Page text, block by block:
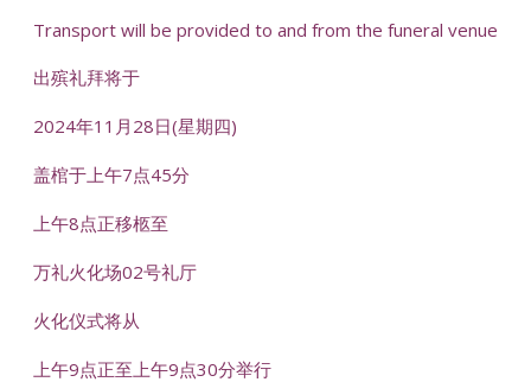
Transport will be provided to and from the funeral venue
出殡礼拜将于
2024年11月28日(星期四)
盖棺于上午7点45分
上午8点正移柩至
万礼火化场02号礼厅
火化仪式将从
上午9点正至上午9点30分举行